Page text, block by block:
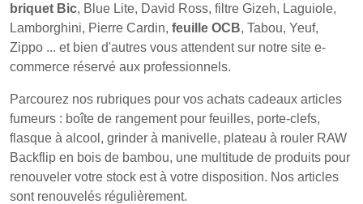
briquet Bic, Blue Lite, David Ross, filtre Gizeh, Laguiole,
Lamborghini, Pierre Cardin, feuille OCB, Tabou, Yeuf,
Zippo ... et bien d'autres vous attendent sur notre site e-
commerce réservé aux professionnels.
Parcourez nos rubriques pour vos achats cadeaux articles
fumeurs : boîte de rangement pour feuilles, porte-clefs,
flasque à alcool, grinder à manivelle, plateau à rouler RAW
Backflip en bois de bambou, une multitude de produits pour
renouveler votre stock est à votre disposition. Nos articles
sont renouvelés régulièrement.